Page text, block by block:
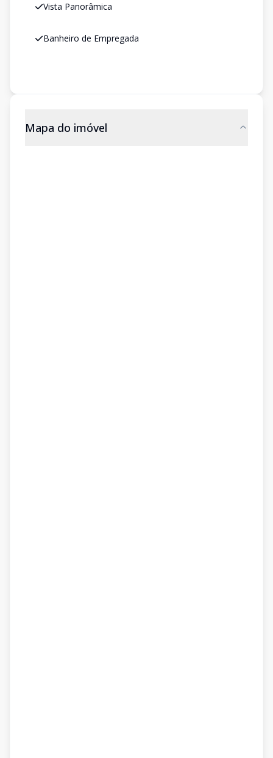
Vista Panorâmica
Banheiro de Empregada
Mapa do imóvel